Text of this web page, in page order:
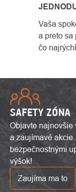
Vaša
a preto sa
čo
SAFETY ZÓNA
Objavte najnovšie
a zaujímavé
bezpečnostnými
výšok!
Zaujíma ma to